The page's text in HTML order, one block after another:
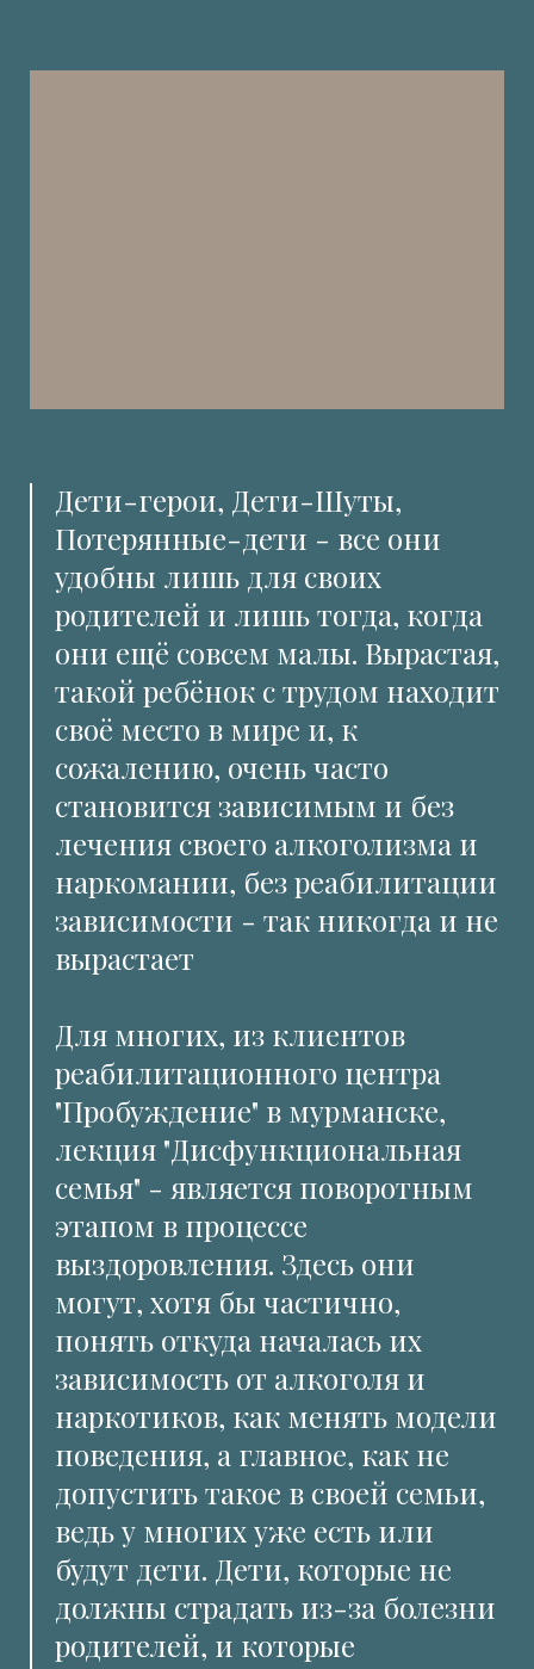
Дети-герои, Дети-Шуты,
Потерянные-дети - все они
удобны лишь для своих
родителей и лишь тогда, когда
они ещё совсем малы. Вырастая,
такой ребёнок с трудом находит
своё место в мире и, к
сожалению, очень часто
становится зависимым и без
лечения своего алкоголизма и
наркомании, без реабилитации
зависимости - так никогда и не
вырастает
Для многих, из клиентов
реабилитационного центра
"Пробуждение" в мурманске,
лекция "Дисфункциональная
семья" - является поворотным
этапом в процессе
выздоровления. Здесь они
могут, хотя бы частично,
понять откуда началась их
зависимость от алкоголя и
наркотиков, как менять модели
поведения, а главное, как не
допустить такое в своей семьи,
ведь у многих уже есть или
будут дети. Дети, которые не
должны страдать из-за болезни
родителей, и которые